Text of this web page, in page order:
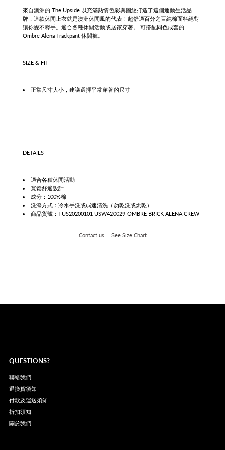
來自澳洲的 The Upside 以充滿熱情色彩與圖紋打造了這個運動生活品
牌，這款休閒上衣就是澳洲休閒風的代表！ 超舒適百分之百純棉面料絕對
讓你愛不釋手。適合各種休閒活動或居家穿著。
可搭配同色成套的
Ombre Alena Trackpant 休閒褲。
SIZE & FIT
正常尺寸大小，建議選擇平常穿著的尺寸
DETAILS
適合各種休閒活動
寬鬆舒適設計
成分：100%棉
洗滌方式：冷水手洗或弱速清洗（勿乾洗或烘乾）
商品貨號：TUS20200101 USW420029-OMBRE BRICK ALENA CREW
Contact us See Size Chart
QUESTIONS?
聯絡我們
退換貨須知
付款及運送須知
折扣須知
關於我們